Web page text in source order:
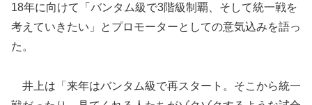
18年に向けて「バンタム級で3階級制覇、そして統一戦を
考えていきたい」とプロモーターとしての意気込みを語っ
た。
井上は「来年はバンタム級で再スタート。そこから統一